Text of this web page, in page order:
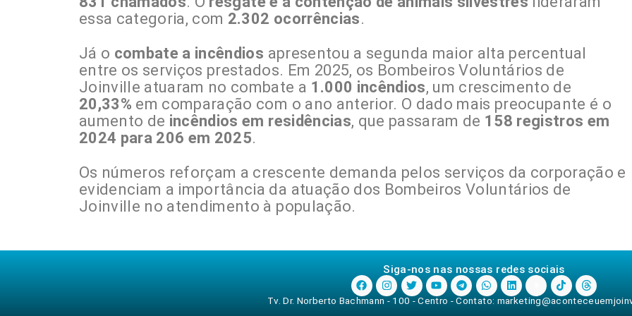
essa categoria, com 2.302 ocorrências.
Já o combate a incêndios apresentou a segunda maior alta percentual
entre os serviços prestados. Em 2025, os Bombeiros Voluntários de
Joinville atuaram no combate a 1.000 incêndios, um crescimento de
20,33% em comparação com o ano anterior. O dado mais preocupante é o
aumento de incêndios em residências, que passaram de 158 registros em
2024 para 206 em 2025.
Os números reforçam a crescente demanda pelos serviços da corporação e
evidenciam a importância da atuação dos Bombeiros Voluntários de
Joinville no atendimento à população.
Siga-nos nas nossas redes sociais
Tv. Dr. Norberto Bachmann - 100 - Centro - Contato: